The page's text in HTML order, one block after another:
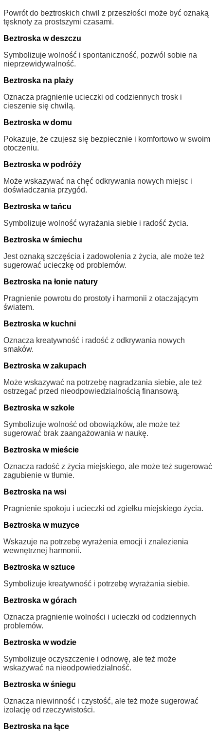
Powrót do beztroskich chwil z przeszłości może być oznaką
tęsknoty za prostszymi czasami.
Beztroska w deszczu
Symbolizuje wolność i spontaniczność, pozwól sobie na
nieprzewidywalność.
Beztroska na plaży
Oznacza pragnienie ucieczki od codziennych trosk i
cieszenie się chwilą.
Beztroska w domu
Pokazuje, że czujesz się bezpiecznie i komfortowo w swoim
otoczeniu.
Beztroska w podróży
Może wskazywać na chęć odkrywania nowych miejsc i
doświadczania przygód.
Beztroska w tańcu
Symbolizuje wolność wyrażania siebie i radość życia.
Beztroska w śmiechu
Jest oznaką szczęścia i zadowolenia z życia, ale może też
sugerować ucieczkę od problemów.
Beztroska na łonie natury
Pragnienie powrotu do prostoty i harmonii z otaczającym
światem.
Beztroska w kuchni
Oznacza kreatywność i radość z odkrywania nowych
smaków.
Beztroska w zakupach
Może wskazywać na potrzebę nagradzania siebie, ale też
ostrzegać przed nieodpowiedzialnością finansową.
Beztroska w szkole
Symbolizuje wolność od obowiązków, ale może też
sugerować brak zaangażowania w naukę.
Beztroska w mieście
Oznacza radość z życia miejskiego, ale może też sugerować
zagubienie w tłumie.
Beztroska na wsi
Pragnienie spokoju i ucieczki od zgiełku miejskiego życia.
Beztroska w muzyce
Wskazuje na potrzebę wyrażenia emocji i znalezienia
wewnętrznej harmonii.
Beztroska w sztuce
Symbolizuje kreatywność i potrzebę wyrażania siebie.
Beztroska w górach
Oznacza pragnienie wolności i ucieczki od codziennych
problemów.
Beztroska w wodzie
Symbolizuje oczyszczenie i odnowę, ale też może
wskazywać na nieodpowiedzialność.
Beztroska w śniegu
Oznacza niewinność i czystość, ale też może sugerować
izolację od rzeczywistości.
Beztroska na łące